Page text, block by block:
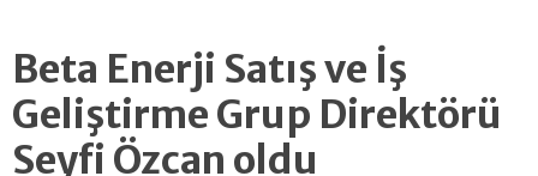
Beta Enerji Satış ve İş
Geliştirme Grup Direktörü
Seyfi Özcan oldu